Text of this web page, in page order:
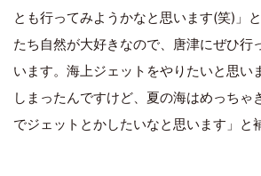
とも行ってみようかなと思います(笑)」
たち自然が大好きなので、唐津にぜひ行
います。海上ジェットをやりたいと思い
しまったんですけど、夏の海はめっちゃ
でジェットとかしたいなと思います」と